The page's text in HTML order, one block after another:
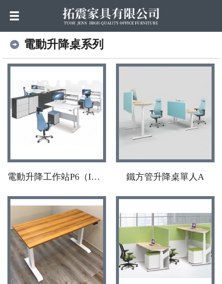
電動升降桌系列
電動升降工作站P6（I腳） 鐵方管升降桌單人A